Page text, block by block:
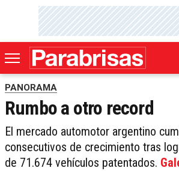
PANORAMA
Rumbo a otro record
El mercado automotor argentino
consecutivos de crecimiento tras
de 71.674 vehículos patentados.